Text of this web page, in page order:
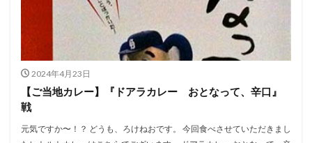
2024年4月23日
【ご当地カレー】『ドアラカレー おとなって、辛口』
戦
元気ですか〜！？ どうも、ろけねおです。 今回食べさせていただきまし